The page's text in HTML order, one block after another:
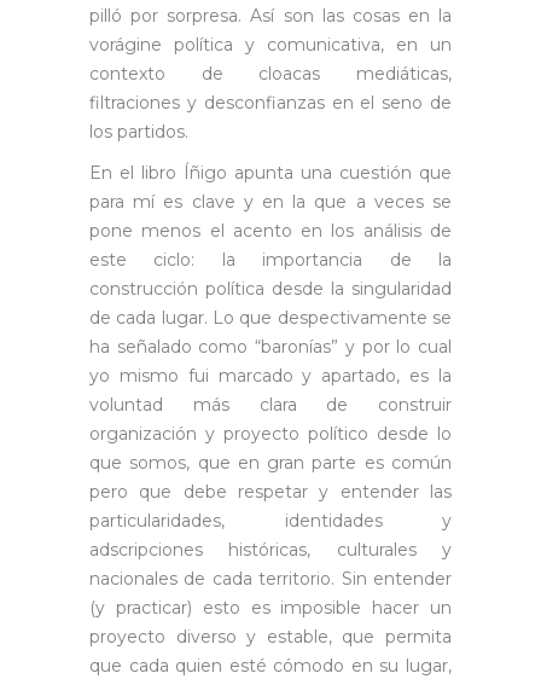
pilló por sorpresa. Así son las cosas en la
vorágine política y comunicativa, en un
contexto de cloacas mediáticas,
filtraciones y desconfianzas en el seno de
los partidos.
En el libro Íñigo apunta una cuestión que
para mí es clave y en la que a veces se
pone menos el acento en los análisis de
este ciclo: la importancia de la
construcción política desde la singularidad
de cada lugar. Lo que despectivamente se
ha señalado como “baronías” y por lo cual
yo mismo fui marcado y apartado, es la
voluntad más clara de construir
organización y proyecto político desde lo
que somos, que en gran parte es común
pero que debe respetar y entender las
particularidades, identidades y
adscripciones históricas, culturales y
nacionales de cada territorio. Sin entender
(y practicar) esto es imposible hacer un
proyecto diverso y estable, que permita
que cada quien esté cómodo en su lugar,